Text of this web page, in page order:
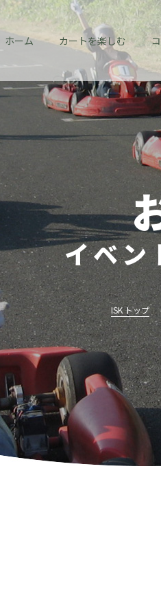
ホーム カートを楽しむ
イベン
ISK トップ